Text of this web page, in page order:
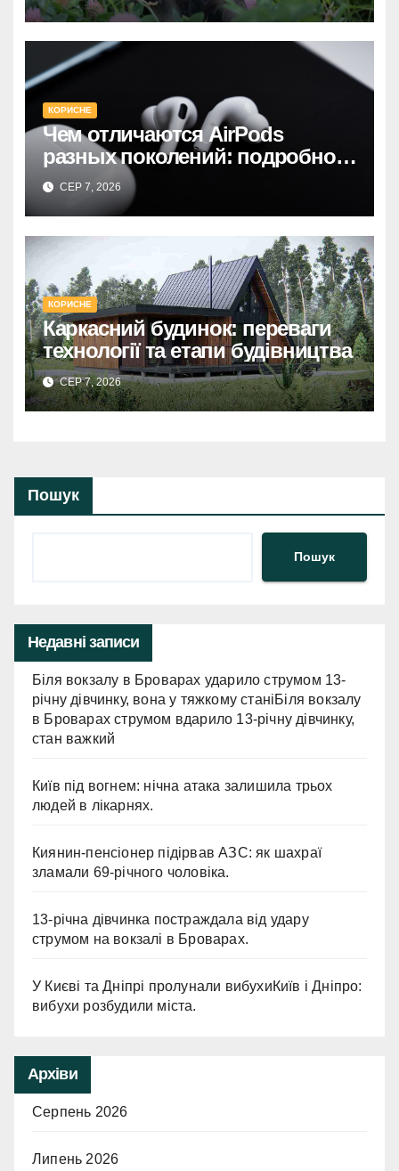
КОРИСНЕ
Чем отличаются AirPods
разных поколений: подробное
руководство по выбору
СЕР 7, 2026
КОРИСНЕ
Каркасний будинок: переваги
технології та етапи будівництва
СЕР 7, 2026
Пошук
Пошук
Недавні записи
Біля вокзалу в Броварах ударило струмом 13-
річну дівчинку, вона у тяжкому станіБіля вокзалу
в Броварах струмом вдарило 13-річну дівчинку,
стан важкий
Київ під вогнем: нічна атака залишила трьох
людей в лікарнях.
Киянин-пенсіонер підірвав АЗС: як шахраї
зламали 69-річного чоловіка.
13-річна дівчинка постраждала від удару
струмом на вокзалі в Броварах.
У Києві та Дніпрі пролунали вибухиКиїв і Дніпро:
вибухи розбудили міста.
Архіви
Серпень 2026
Липень 2026